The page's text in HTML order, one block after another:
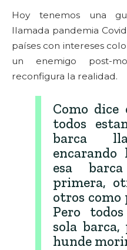
Hoy tenemos una
llamada pandemia
países con intereses
un enemigo post-
reconfigura la realidad.
Como dice
todos
barca
encarando
esa
primera,
otros como
Pero
sola
hunde